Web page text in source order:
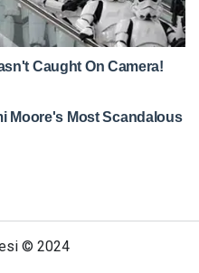
© 2024